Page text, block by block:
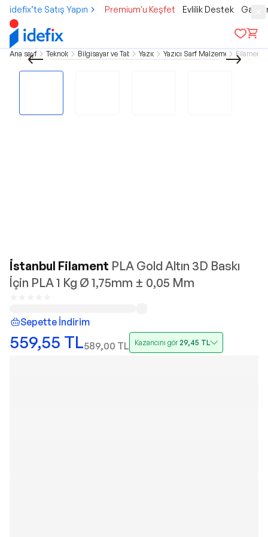
idefix’te Satış Yapın Premium'u Keşfet Evlilik Destek
Ana sayfa Teknoloji Bilgisayar ve TabletYazıcı Yazıcı Sarf MalzemeleriFilament
İstanbul Filament PLA Gold Altın 3D Baskı
İçin PLA 1 Kg Ø 1,75mm ± 0,05 Mm
Sepette İndirim
559,55 TL589,00 TL Kazancını gör29,45 TL